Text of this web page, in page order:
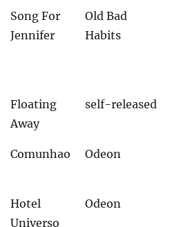
Song For
Jennifer
Old Bad
Habits
Floating
Away
self-released
Comunhao Odeon
Hotel
Universo
Odeon